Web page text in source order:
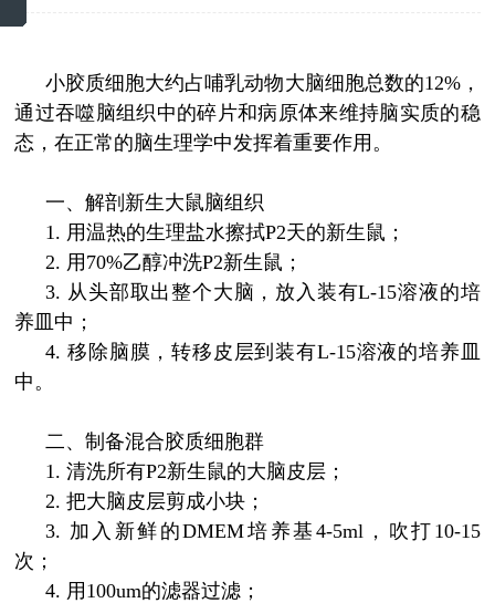
小胶质细胞大约占哺乳动物大脑细胞总数的12%，
通过吞噬脑组织中的碎片和病原体来维持脑实质的稳
态，在正常的脑生理学中发挥着重要作用。
一、解剖新生大鼠脑组织
1. 用温热的生理盐水擦拭P2天的新生鼠；
2. 用70%乙醇冲洗P2新生鼠；
3. 从头部取出整个大脑，放入装有L-15溶液的培
养皿中；
4.移除脑膜，转移皮层到装有L-15溶液的培养皿
中。
二、制备混合胶质细胞群
1.清洗所有P2新生鼠的大脑皮层；
2.把大脑皮层剪成小块；
3. 加入新鲜的DMEM培养基4-5ml，吹打10-15
次；
4. 用100um的滤器过滤；